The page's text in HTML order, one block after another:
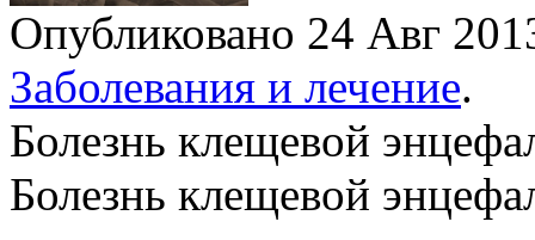
Опубликовано 24 Авг
Заболевания и лечение.
Болезнь клещевой
Болезнь клещевой